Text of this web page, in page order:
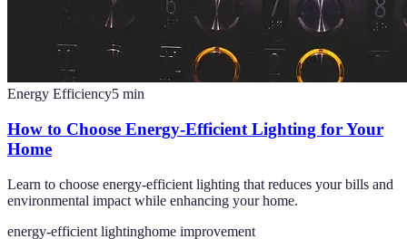
Energy Efficiency5 min
How to Choose Energy-Efficient Lighting for Your
Home
Learn to choose energy-efficient lighting that reduces your bills and
environmental impact while enhancing your home.
energy-efficient lightinghome improvement